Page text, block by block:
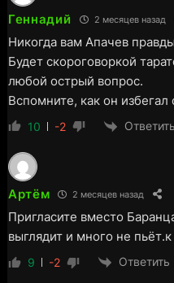
Геннадий 2 месяцев назад
Никогда вам Апачев
Будет скороговоркой
любой острый вопрос.
Вспомните, как он
10 -2 Ответить
Артём 2 месяцев назад
Пригласите вместо
выглядит и много не
9 -2 Ответить